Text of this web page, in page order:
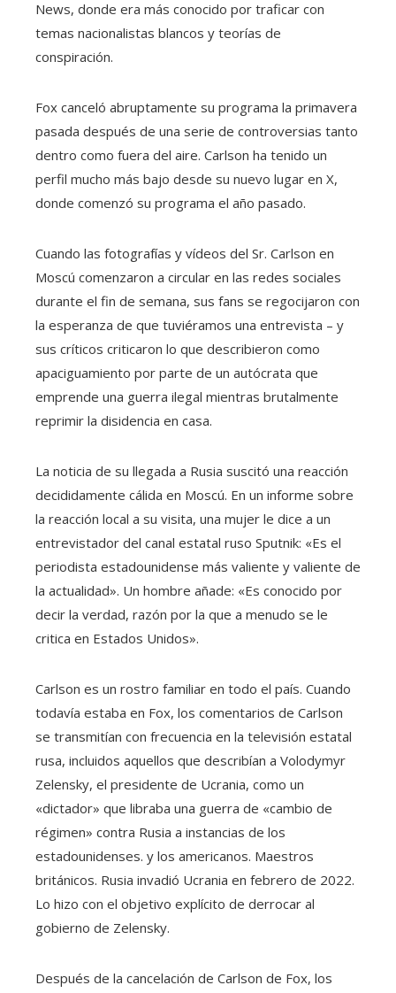
News, donde era más conocido por traficar con
temas nacionalistas blancos y teorías de
conspiración.
Fox canceló abruptamente su programa la primavera
pasada después de una serie de controversias tanto
dentro como fuera del aire. Carlson ha tenido un
perfil mucho más bajo desde su nuevo lugar en X,
donde comenzó su programa el año pasado.
Cuando las fotografías y vídeos del Sr. Carlson en
Moscú comenzaron a circular en las redes sociales
durante el fin de semana, sus fans se regocijaron con
la esperanza de que tuviéramos una entrevista – y
sus críticos criticaron lo que describieron como
apaciguamiento por parte de un autócrata que
emprende una guerra ilegal mientras brutalmente
reprimir la disidencia en casa.
La noticia de su llegada a Rusia suscitó una reacción
decididamente cálida en Moscú. En un informe sobre
la reacción local a su visita, una mujer le dice a un
entrevistador del canal estatal ruso Sputnik: «Es el
periodista estadounidense más valiente y valiente de
la actualidad». Un hombre añade: «Es conocido por
decir la verdad, razón por la que a menudo se le
critica en Estados Unidos».
Carlson es un rostro familiar en todo el país. Cuando
todavía estaba en Fox, los comentarios de Carlson
se transmitían con frecuencia en la televisión estatal
rusa, incluidos aquellos que describían a Volodymyr
Zelensky, el presidente de Ucrania, como un
«dictador» que libraba una guerra de «cambio de
régimen» contra Rusia a instancias de los
estadounidenses. y los americanos. Maestros
británicos. Rusia invadió Ucrania en febrero de 2022.
Lo hizo con el objetivo explícito de derrocar al
gobierno de Zelensky.
Después de la cancelación de Carlson de Fox, los